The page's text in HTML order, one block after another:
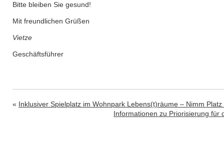
Bitte bleiben Sie gesund!
Mit freundlichen Grüßen
Vietze
Geschäftsführer
« Inklusiver Spielplatz im Wohnpark Lebens(t)räume – Nimm
Informationen zu Priorisierung für